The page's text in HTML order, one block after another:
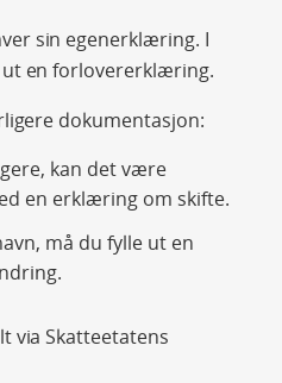
sin egenerklæring. I
en forlovererklæring.
dokumentasjon:
kan det være
en erklæring om skifte.
må du fylle ut en
via Skatteetatens